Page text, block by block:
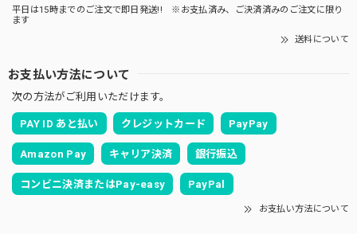
平日は15時までのご注文で即日発送!! ※お支払済み、ご決済済みのご注文に限り
ます
送料について
お支払い方法について
次の方法がご利用いただけます。
PAY ID あと払い クレジットカード PayPay
Amazon Pay キャリア決済 銀行振込
コンビニ決済またはPay-easy PayPal
お支払い方法について